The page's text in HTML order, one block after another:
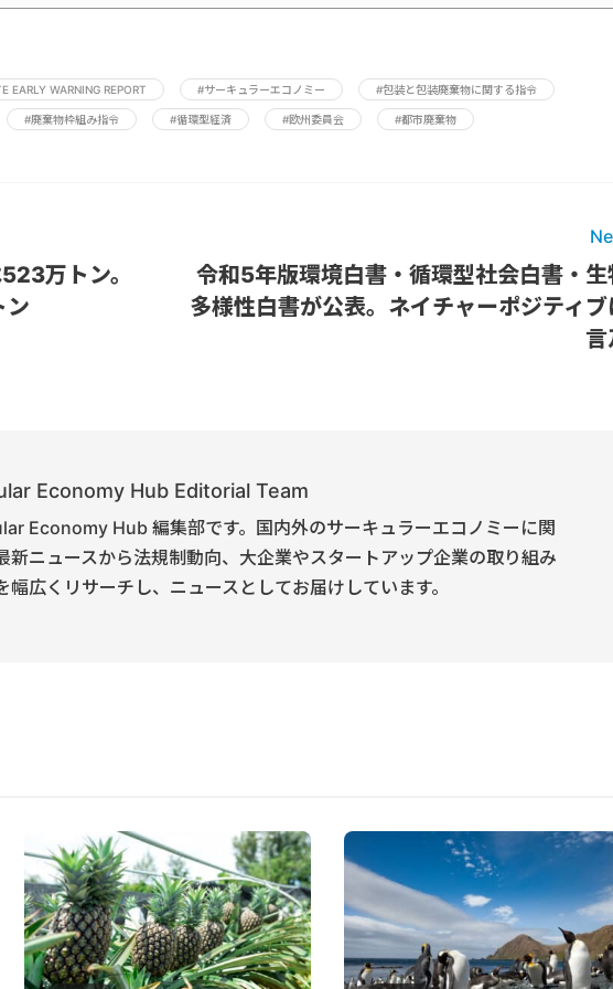
EARLY WARNING REPORT #サーキュラーエコノミー #包装と包装廃棄物に関する指令
#廃棄物枠組み指令 #循環型経済 #欧州委員会 #都市廃棄物
万トン。
ン
令和5年版環境白書・循環型社会白書・生
多様性白書が公表。ネイチャーポジティブ
言
Economy Hub Editorial Team
Economy Hub 編集部です。国内外のサーキュラーエコノミーに関
新ニュースから法規制動向、大企業やスタートアップ企業の取り組み
幅広くリサーチし、ニュースとしてお届けしています。